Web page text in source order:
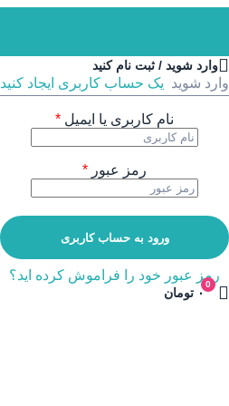
وارد شوید / ثبت نام کنید
وارد شوید یک حساب کاربری ایجاد کنید
نام کاربری یا ایمیل *
رمز عبور *
ورود به حساب کاربری
رمز عبور خود را فراموش کرده اید؟
0
۰ تومان